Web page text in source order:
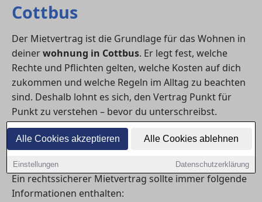
Alle Cookies akzeptieren Alle Cookies ablehnen
Einstellungen Datenschutzerklärung
Cottbus
Der Mietvertrag ist die Grundlage für das Wohnen in
deinerwohnung in Cottbus. Er legt fest, welche
Rechte und Pflichten gelten, welche Kosten auf dich
zukommen und welche Regeln im Alltag zu beachten
sind. Deshalb lohnt es sich, den Vertrag Punkt für
Punkt zu verstehen – bevor du unterschreibst.
1) Welche Angaben im Mietvertrag
unverzichtbar sind
Ein rechtssicherer Mietvertrag sollte immer folgende
Informationen enthalten: